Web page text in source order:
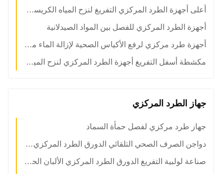
أعلى أجهزة الطرد المركزي التفريغ لنزح المياه الكريستال المضافات الغذائية
أجهزة الطرد المركزي للفصل بين المواد الصيدلانية
أجهزة طرد مركزي لرفع الأكياس الصحية لإزالة الماء من السكر أو النشا
مكشطة أسفل التفريغ أجهزة الطرد المركزي لنزح المياه الملح المتبلور MVR
جهاز الطرد المركزي
جهاز طرد مركزي لفصل حمأة السماد
دواجن الصرف الصحي التلقائي الدورق الطرد المركزي هيكل أفقي
صناعة لولبية التفريغ الدورق الطرد المركزي الألبان الحمأة الدورق أجهزة الطرد المركزي